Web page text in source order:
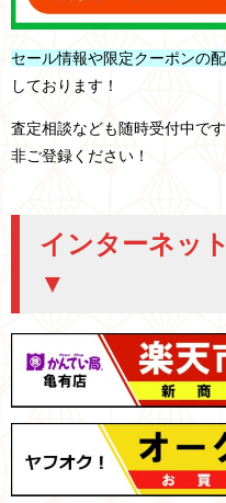
セール情報や限定クーポンの
しております！
査定相談なども随時受付中で
非ご登録ください！
インターネッ
▼